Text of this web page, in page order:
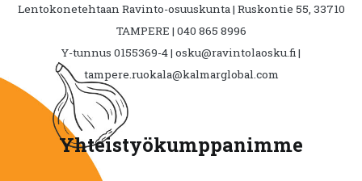
Lentokonetehtaan Ravinto-osuuskunta | Ruskontie 55, 33710
TAMPERE | 040 865 8996
Y-tunnus 0155369-4 | osku@ravintolaosku.fi |
tampere.ruokala@kalmarglobal.com
Yhteistyökumppanimme